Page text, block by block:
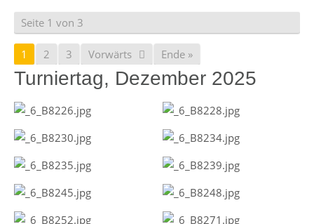
Seite 1 von 3
1 2 3 Vorwärts Ende »
Turniertag, Dezember 2025